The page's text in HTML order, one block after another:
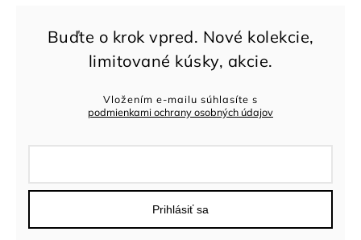
Vložením e-mailu súhlasíte s
podmienkami ochrany osobných údajov
Prihlásiť sa